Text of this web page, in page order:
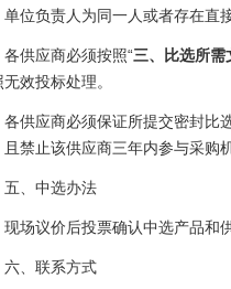
单位负责人为同一人或者存在直
各供应商必须按照“三、比选所需
效投标处理。
各供应商必须保证所提交密封比
且禁止该供应商三年内参与采购
五、中选办法
现场议价后投票确认中选产品和
六、联系方式